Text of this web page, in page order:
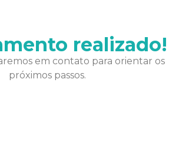
realizado!
em contato para orientar os
próximos passos.